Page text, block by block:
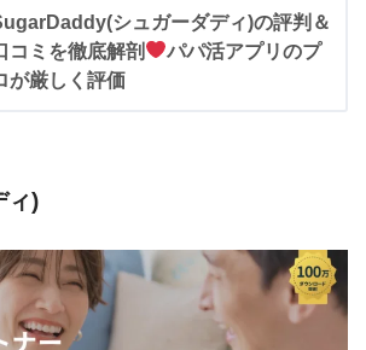
シュガーダディ)の評判＆
コミを徹底解剖
パパ活アプリのプ
が厳しく評価
ィ)